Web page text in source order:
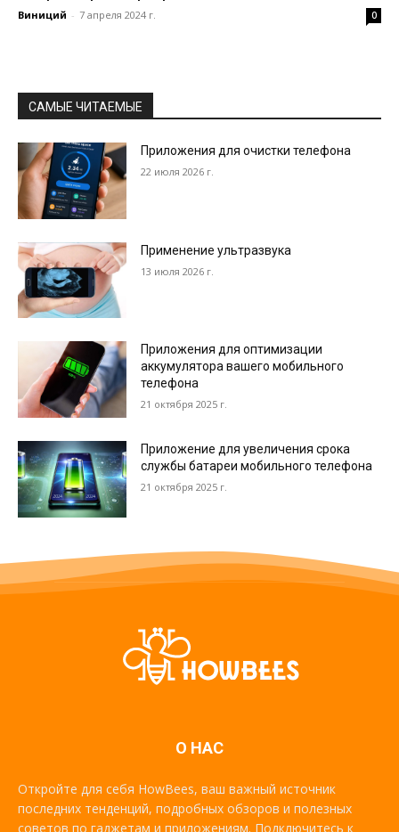
Виниций - 7 апреля 2024 г. 0
САМЫЕ ЧИТАЕМЫЕ
Приложения для очистки телефона
22 июля 2026 г.
Применение ультразвука
13 июля 2026 г.
Приложения для оптимизации
аккумулятора вашего мобильного
телефона
21 октября 2025 г.
Приложение для увеличения срока
службы батареи мобильного телефона
21 октября 2025 г.
О НАС
Откройте для себя HowBees, ваш важный источник
последних тенденций, подробных обзоров и полезных
советов по гаджетам и приложениям. Подключитесь к